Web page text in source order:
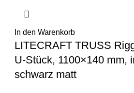
In den Warenkorb
LITECRAFT TRUSS
U-Stück, 1100×140 mm,
schwarz matt